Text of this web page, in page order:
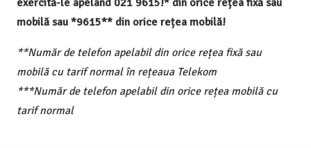
mobilă sau *9615** din orice rețea mobilă!
**Număr de telefon apelabil din orice rețea fixă sau
mobilă cu tarif normal în rețeaua Telekom
***Număr de telefon apelabil din orice rețea mobilă cu
tarif normal